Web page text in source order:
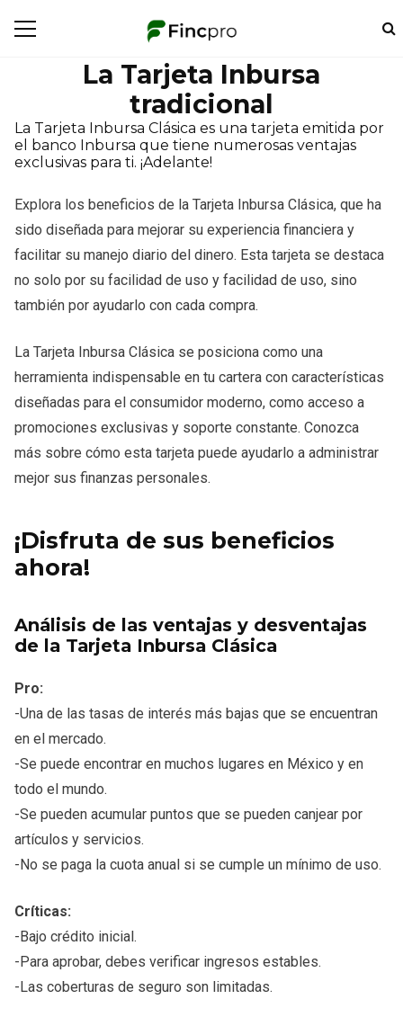
La Tarjeta Inbursa
tradicional
La Tarjeta Inbursa Clásica es una tarjeta emitida por
el banco Inbursa que tiene numerosas ventajas
exclusivas para ti. ¡Adelante!
Explora los beneficios de la Tarjeta Inbursa Clásica, que ha
sido diseñada para mejorar su experiencia financiera y
facilitar su manejo diario del dinero. Esta tarjeta se destaca
no solo por su facilidad de uso y facilidad de uso, sino
también por ayudarlo con cada compra.
La Tarjeta Inbursa Clásica se posiciona como una
herramienta indispensable en tu cartera con características
diseñadas para el consumidor moderno, como acceso a
promociones exclusivas y soporte constante. Conozca
más sobre cómo esta tarjeta puede ayudarlo a administrar
mejor sus finanzas personales.
¡Disfruta de sus beneficios
ahora!
Análisis de las ventajas y desventajas
de la Tarjeta Inbursa Clásica
Pro:
-Una de las tasas de interés más bajas que se encuentran
en el mercado.
-Se puede encontrar en muchos lugares en México y en
todo el mundo.
-Se pueden acumular puntos que se pueden canjear por
artículos y servicios.
-No se paga la cuota anual si se cumple un mínimo de uso.
Críticas:
-Bajo crédito inicial.
-Para aprobar, debes verificar ingresos estables.
-Las coberturas de seguro son limitadas.